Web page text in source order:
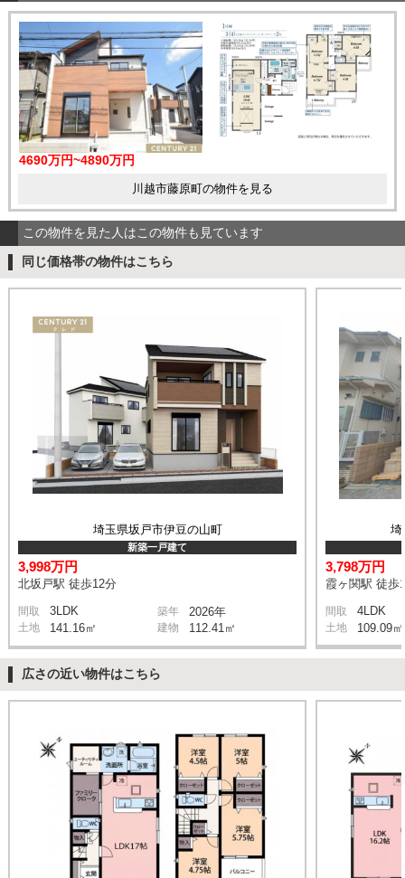
4690万円~4890万円
川越市藤原町の物件を見る
この物件を見た人はこの物件も見ています
同じ価格帯の物件はこちら
埼玉県坂戸市伊豆の山町
新築一戸建て
3,998万円
北坂戸駅 徒歩12分
間取 3LDK 築年 2026年
土地 141.16㎡ 建物 112.41㎡
埼
3,798万円
霞ヶ関駅 徒歩
間取 4LDK
土地 109.09㎡
広さの近い物件はこちら